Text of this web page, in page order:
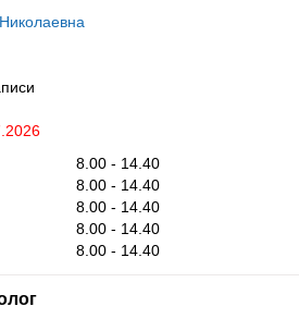
8.00 - 14.40
8.00 - 14.40
8.00 - 14.40
8.00 - 14.40
8.00 - 14.40